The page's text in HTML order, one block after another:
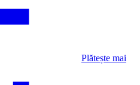
Plătește mai